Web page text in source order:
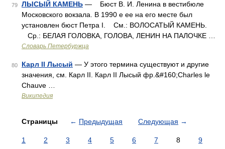
79 ЛЫСЫЙ КАМЕНЬ — Бюст В. И. Ленина в вестибюле
Московского вокзала. В 1990 е ее на его месте был
установлен бюст Петра I. См.: ВОЛОСАТЫЙ КАМЕНЬ.
Ср.: БЕЛАЯ ГОЛОВКА, ГОЛОВА, ЛЕНИН НА ПАЛОЧКЕ …
Словарь Петербуржца
80 Карл II Лысый — У этого термина существуют и другие
значения, см. Карл II. Карл II Лысый фр.&#160;Charles le
Chauve …
Википедия
Страницы ← Предыдущая Следующая →
1 2 3 4 5 6 7 8
9